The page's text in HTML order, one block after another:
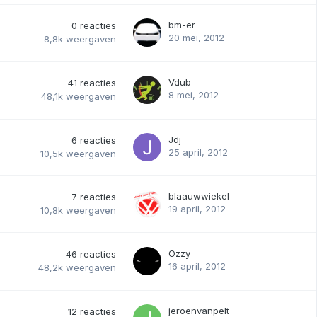
0 reacties
8,8k weergaven
bm-er
20 mei, 2012
41 reacties
48,1k weergaven
Vdub
8 mei, 2012
6 reacties
10,5k weergaven
Jdj
25 april, 2012
7 reacties
10,8k weergaven
blaauwwiekel
19 april, 2012
46 reacties
48,2k weergaven
Ozzy
16 april, 2012
12 reacties jeroenvanpelt